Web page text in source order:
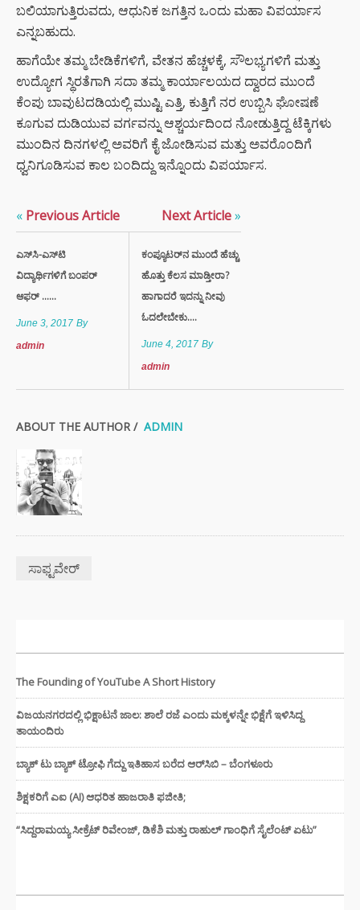
ಬಲಿಯಾಗುತ್ತಿರುವದು, ಆಧುನಿಕ ಜಗತ್ತಿನ ಒಂದು ಮಹಾ ವಿಪರ್ಯಾಸ
ಎನ್ನಬಹುದು.
ಹಾಗೆಯೇ ತಮ್ಮ ಬೇಡಿಕೆಗಳಿಗೆ, ವೇತನ ಹೆಚ್ಚಳಕ್ಕೆ, ಸೌಲಭ್ಯಗಳಿಗೆ ಮತ್ತು
ಉದ್ಯೋಗ ಸ್ಥಿರತೆಗಾಗಿ ಸದಾ ತಮ್ಮ ಕಾರ್ಯಾಲಯದ ದ್ವಾರದ ಮುಂದೆ
ಕೆಂಪು ಬಾವುಟದಡಿಯಲ್ಲಿ ಮುಷ್ಟಿ ಎತ್ತಿ, ಕುತ್ತಿಗೆ ನರ ಉಬ್ಬಿಸಿ ಘೋಷಣೆ
ಕೂಗುವ ದುಡಿಯುವ ವರ್ಗವನ್ನು ಆಶ್ಚರ್ಯದಿಂದ ನೋಡುತ್ತಿದ್ದ ಟೆಕ್ಕಿಗಳು
ಮುಂದಿನ ದಿನಗಳಲ್ಲಿ ಅವರಿಗೆ ಕೈ ಜೋಡಿಸುವ ಮತ್ತು ಅವರೊಂದಿಗೆ
ಧ್ವನಿಗೂಡಿಸುವ ಕಾಲ ಬಂದಿದ್ದು ಇನ್ನೊಂದು ವಿಪರ್ಯಾಸ.
« Previous Article
ಎಸ್‌ಸಿ-ಎಸ್‌ಟಿ
ವಿದ್ಯಾರ್ಥಿಗಳಿಗೆ ಬಂಪರ್
ಆಫರ್ ......
June 3, 2017 By
admin
Next Article»
ಕಂಪ್ಯೂಟರ್‌ನ ಮುಂದೆ ಹೆಚ್ಚು
ಹೊತ್ತು ಕೆಲಸ ಮಾಡ್ತೀರಾ?
ಹಾಗಾದರೆ ಇದನ್ನು ನೀವು
ಓದಲೇಬೇಕು....
June 4, 2017 By
admin
ABOUT THE AUTHOR / ADMIN
ಸಾಫ್ಟವೇರ್
The Founding of YouTube A Short History
ವಿಜಯನಗರದಲ್ಲಿ ಭಿಕ್ಷಾಟನೆ ಜಾಲ: ಶಾಲೆ ರಜೆ ಎಂದು ಮಕ್ಕಳನ್ನೇ ಭಿಕ್ಷೆಗೆ ಇಳಿಸಿದ್ದ
ತಾಯಂದಿರು
ಬ್ಯಾಕ್ ಟು ಬ್ಯಾಕ್ ಟ್ರೋಫಿ ಗೆದ್ದು ಇತಿಹಾಸ ಬರೆದ ಆರ್‌ಸಿಬಿ – ಬೆಂಗಳೂರು
ಶಿಕ್ಷಕರಿಗೆ ಎಐ (AI) ಆಧರಿತ ಹಾಜರಾತಿ ಫಜೀತಿ;
“ಸಿದ್ದರಾಮಯ್ಯ ಸೀಕ್ರೆಟ್ ರಿವೇಂಜ್‌, ಡಿಕೆಶಿ ಮತ್ತು ರಾಹುಲ್‌ ಗಾಂಧಿಗೆ ಸೈಲೆಂಟ್ ಏಟು”